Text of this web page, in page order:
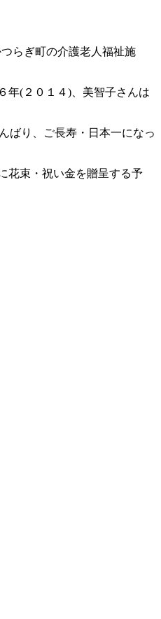
らぎ町の介護老人福祉施
年(２０１４)、美智子さんは
ばり、ご長寿・日本一になっ
花束・祝い金を贈呈する予